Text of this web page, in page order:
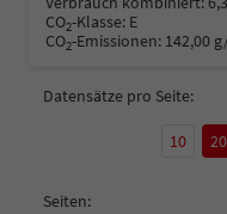
CO2-Klasse: E
CO2-Emissionen: 142,00
Datensätze pro Seite:
10 20
Seiten: